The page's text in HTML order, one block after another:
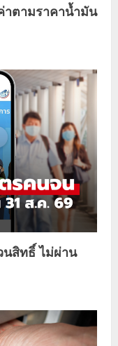
าตามราคาน้ำมัน
นสิทธิ์ ไม่ผ่าน